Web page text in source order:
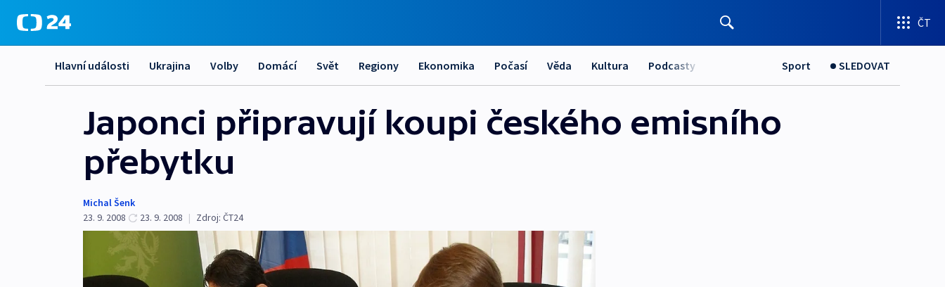
ČT
Hlavní události Ukrajina Volby Domácí Svět Regiony Ekonomika Počasí Věda Kultura Podcasty Sport SLEDOVAT
Japonci připravují koupi českého emisního
přebytku
Michal Šenk
23. 9. 2008
23. 9. 2008 | Zdroj: ČT24